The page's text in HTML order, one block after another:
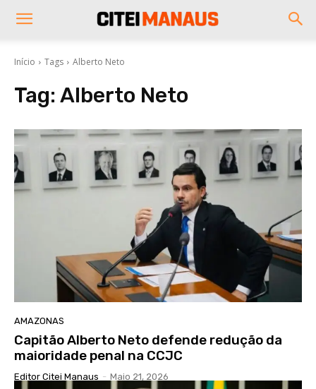
Início Tags Alberto Neto
Tag: Alberto Neto
AMAZONAS
Capitão Alberto Neto defende redução da
maioridade penal na CCJC
Editor Citei Manaus - Maio 21, 2026